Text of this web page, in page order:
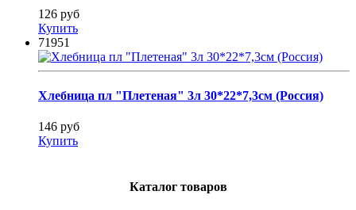
126 руб
Купить
71951
Хлебница пл "Плетеная" 3л 30*22*7,3см (Россия)
146 руб
Купить
Каталог товаров